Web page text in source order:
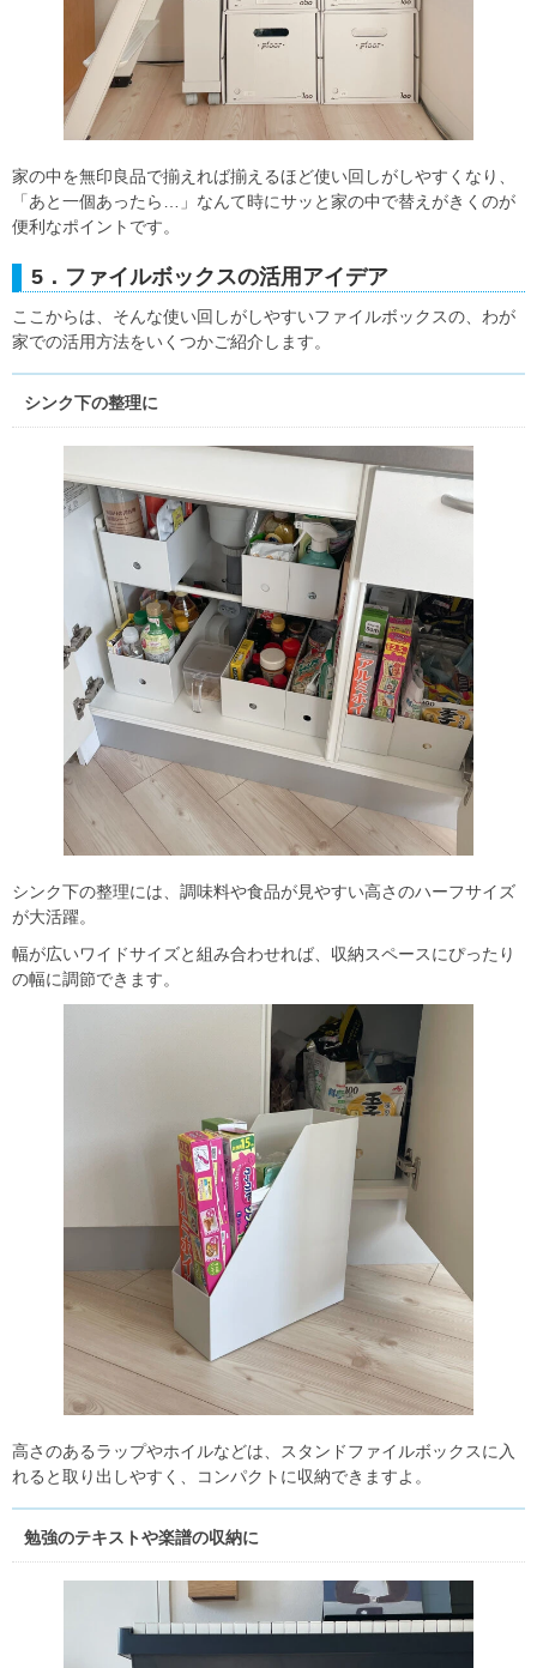
家の中を無印良品で揃えれば揃えるほど使い回しがしやすくなり、
「あと一個あったら…」なんて時にサッと家の中で替えがきくのが
便利なポイントです。
5．ファイルボックスの活用アイデア
ここからは、そんな使い回しがしやすいファイルボックスの、わが
家での活用方法をいくつかご紹介します。
シンク下の整理に
シンク下の整理には、調味料や食品が見やすい高さのハーフサイズ
が大活躍。
幅が広いワイドサイズと組み合わせれば、収納スペースにぴったり
の幅に調節できます。
高さのあるラップやホイルなどは、スタンドファイルボックスに入
れると取り出しやすく、コンパクトに収納できますよ。
勉強のテキストや楽譜の収納に